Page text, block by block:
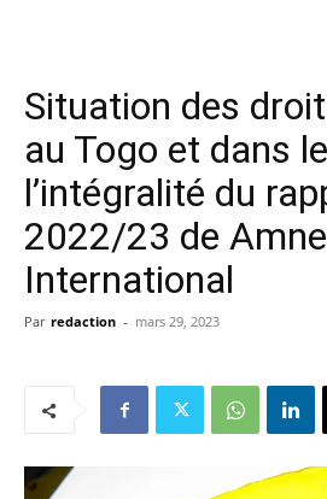
Situation des
au Togo et dans
l’intégralité du
2022/23 de
International
Par redaction - mars 29, 2023